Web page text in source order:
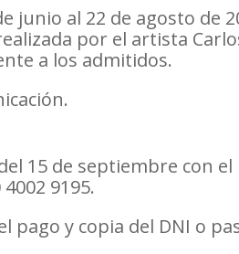
junio al 22 de agosto de
por el artista
a los admitidos.
15 de septiembre con
9195.
pago y copia del DNI o